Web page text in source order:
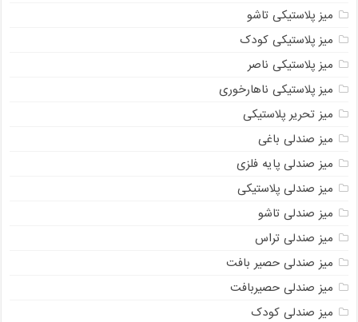
میز پلاستیکی تاشو
میز پلاستیکی کودک
میز پلاستیکی ناصر
میز پلاستیکی ناهارخوری
میز تحریر پلاستیکی
میز صندلی باغی
میز صندلی پایه فلزی
میز صندلی پلاستیکی
میز صندلی تاشو
میز صندلی تراس
میز صندلی حصیر بافت
میز صندلی حصیربافت
میز صندلی کودک